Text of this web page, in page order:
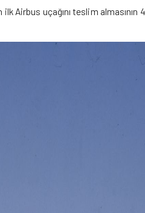
Airbus uçağını teslim almasının